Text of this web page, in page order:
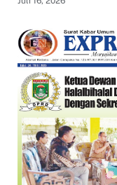
Kepemimpinan